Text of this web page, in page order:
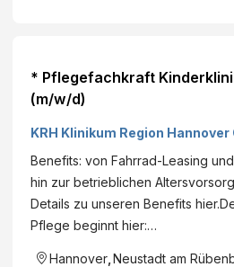
* Pflegefachkraft
(m/w/d)
KRH Klinikum Region Hannover
Benefits: von Fahrrad-Leasing
hin zur betrieblichen
Details zu unseren Benefits
Pflege beginnt hier:…
Hannover Neustadt am